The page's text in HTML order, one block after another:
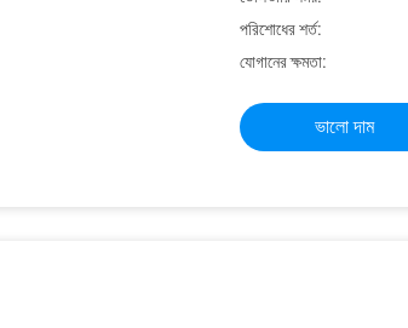
পরিশোধের শর্ত:
যোগানের ক্ষমতা:
ভালো দাম